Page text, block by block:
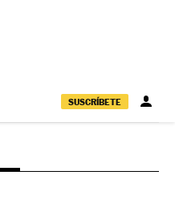
SUSCRÍBETE